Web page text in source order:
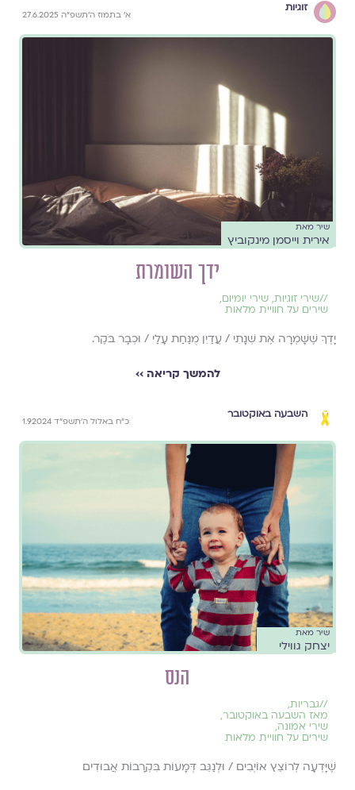
זוגיות
א׳ בתמוז ה׳תשפ״ה 27.6.2025
שיר מאת
אירית וייסמן מינקוביץ
ידך השומרת
//שירי זוגיות, שירי יומיום,
שירים על חוויית מלאות
יָדְךָ שֶׁשָּׁמְרָה אֶת שְׁנָתִי / עֲדַיִן מֻנַּחַת עָלַי / וּכְבָר בֹּקֶר.
להמשך קריאה ››
השבעה באוקטובר
כ״ח באלול ה׳תשפ״ד 1.9.2024
שיר מאת
יצחק גווילי
הנס
//גבריות,
מאז השבעה באוקטובר,
שירי אמונה,
שירים על חוויית מלאות
שֶׁיָּדְעָה לְרוֹצֵץ אוֹיְבִים / וּלְנַגֵּב דְּמָעוֹת בִּקְרָבוֹת אֲבוּדִים